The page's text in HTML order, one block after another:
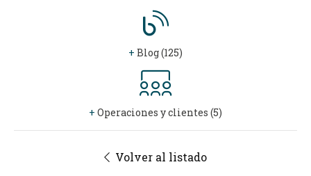
+ Blog (125)
+ Operaciones y clientes (5)
Volver al listado